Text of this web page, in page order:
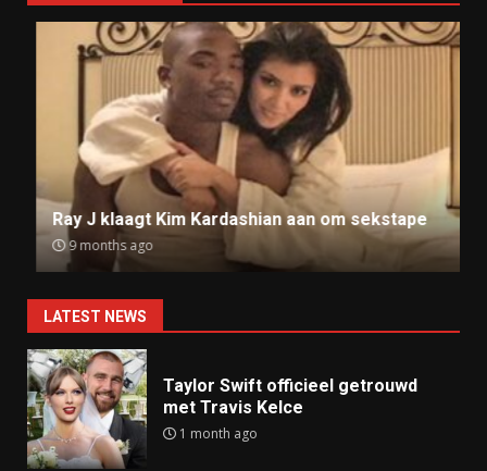
Ray J klaagt Kim Kardashian aan om sekstape
9 months ago
LATEST NEWS
Taylor Swift officieel getrouwd
met Travis Kelce
1 month ago